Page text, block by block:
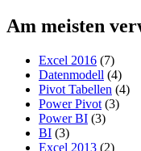
Am meisten
Excel 2016 (7)
Datenmodell (4)
Pivot Tabellen (4)
Power Pivot (3)
Power BI (3)
BI (3)
Excel 2013 (2)